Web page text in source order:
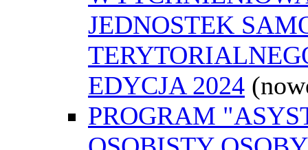
JEDNOSTEK
EDYCJA 2024
PROGRAM